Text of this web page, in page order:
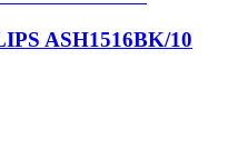
ASH1516BK/10